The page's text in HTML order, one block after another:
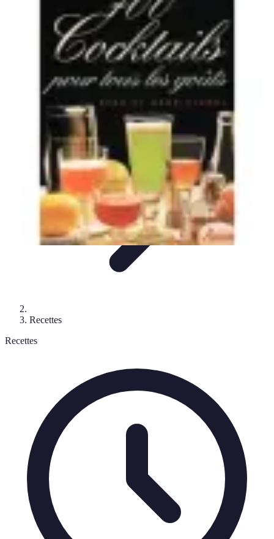
Recettes de CocktailsTechniques de Mixologie
Recettes et
GuideÉquipement
Cocktails Créatifs
Recettes
Recettes